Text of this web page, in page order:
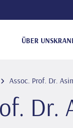
ÜBER UNS
Assoc. Prof. Dr.
Dr.